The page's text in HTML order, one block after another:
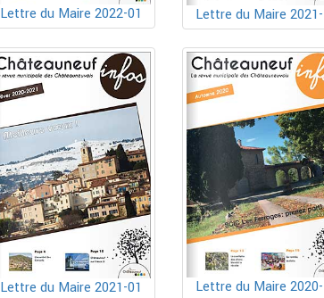
Lettre du Maire 2022-01 Lettre du Maire
Lettre du Maire 2021-01 Lettre du Maire